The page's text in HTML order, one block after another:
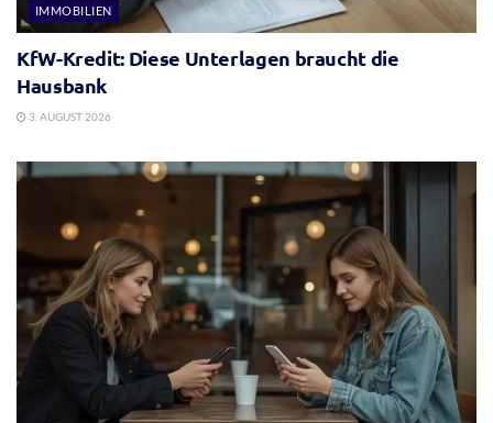
IMMOBILIEN
KfW-Kredit: Diese Unterlagen braucht die
Hausbank
3. AUGUST 2026